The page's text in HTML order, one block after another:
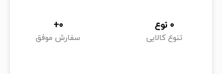
با رشد چشمگیر محبوبیت برند بایوآکوا (bioaqua) در بازارهای
جهانی، به‌ویژه در ایران، متأسفانه برخی افراد سودجو اقدام به
تنوع کالایی
0 نوع
سفارش موفق
0
+